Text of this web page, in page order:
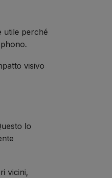
utile perché
visivo
lo
vicini,